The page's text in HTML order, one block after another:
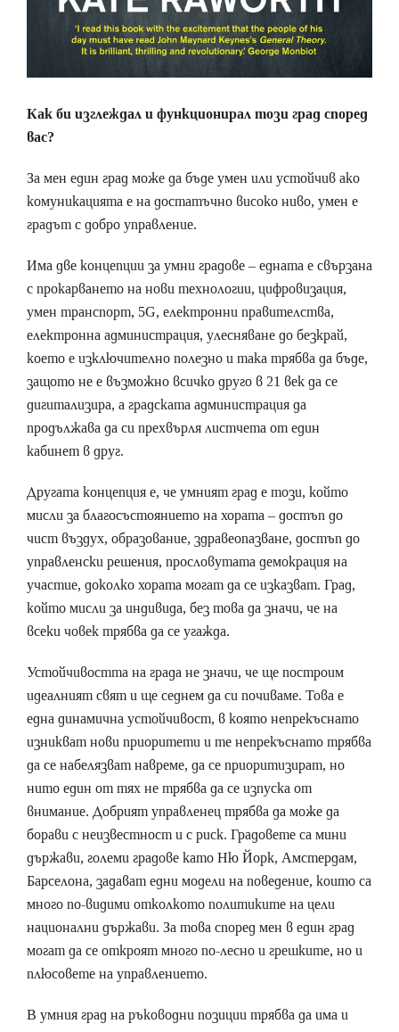
Как би изглеждал и функционирал този град според
вас?
­За мен един град може да бъде умен или устойчив ако
комуникацията е на достатъчно високо ниво, умен е
градът с добро управление.
Има две концепции за умни градове – едната е свързана
с прокарването на нови технологии, цифровизация,
умен транспорт, 5G, електронни правителства,
електронна администрация, улесняване до безкрай,
което е изключително полезно и така трябва да бъде,
защото не е възможно всичко друго в 21 век да се
дигитализира, а градската администрация да
продължава да си прехвърля листчета от един
кабинет в друг.
Другата концепция е, че умният град е този, който
мисли за благосъстоянието на хората – достъп до
чист въздух, образование, здравеопазване, достъп до
управленски решения, прословутата демокрация на
участие, доколко хората могат да се изказват. Град,
който мисли за индивида, без това да значи, че на
всеки човек трябва да се угажда.
Устойчивостта на града не значи, че ще построим
идеалният свят и ще седнем да си почиваме. Това е
една динамична устойчивост, в която непрекъснато
изникват нови приоритети и те непрекъснато трябва
да се набелязват навреме, да се приоритизират, но
нито един от тях не трябва да се изпуска от
внимание. Добрият управленец трябва да може да
борави с неизвестност и с риск. Градовете са мини
държави, големи градове като Ню Йорк, Амстердам,
Барселона, задават едни модели на поведение, които са
много по-видими отколкото политиките на цели
национални държави. За това според мен в един град
могат да се откроят много по-лесно и грешките, но и
плюсовете на управлението.
В умния град на ръководни позиции трябва да има и